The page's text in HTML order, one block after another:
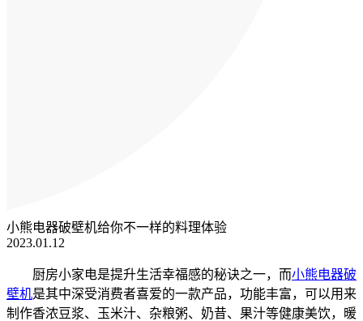
小熊电器破壁机给你不一样的料理体验
2023.01.12
厨房小家电是提升生活幸福感的秘诀之一，而小熊电器破
壁机是其中深受消费者喜爱的一款产品，功能丰富，可以用来
制作香浓豆浆、玉米汁、杂粮粥、奶昔、果汁等健康美饮，
暖